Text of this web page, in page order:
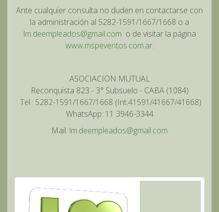
Ante cualquier consulta no duden en contactarse con
la administración al 5282-1591/1667/1668 o a
lm.deempleados@gmail.com o de visitar la página
www.mspeventos.com.ar.
ASOCIACION MUTUAL
Reconquista 823 - 3° Subsuelo - CABA (1084)
Tel.: 5282-1591/1667/1668 (Int.41591/41667/41668)
WhatsApp: 11 3946-3344
Mail: lm.deempleados@gmail.com